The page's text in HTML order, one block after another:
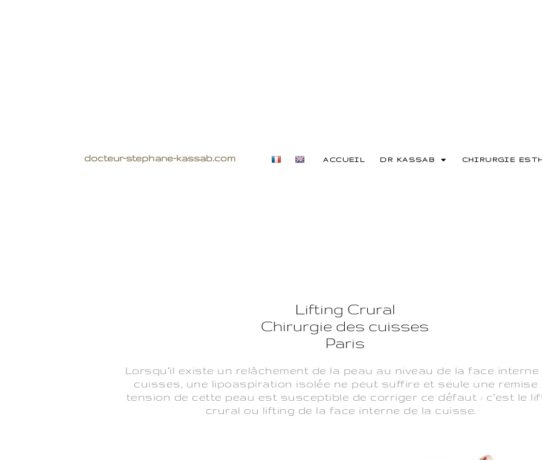
docteur-stephane-kassab.com ACCUEIL DR KASSAB CHIRURGIE
Lifting Crural
Chirurgie des cuisses
Paris
Lorsqu’il existe un relâchement de la peau au niveau de la face
cuisses, une lipoaspiration isolée ne peut suffire et seule une remise
tension de cette peau est susceptible de corriger ce défaut : c’est le
crural ou lifting de la face interne de la cuisse.